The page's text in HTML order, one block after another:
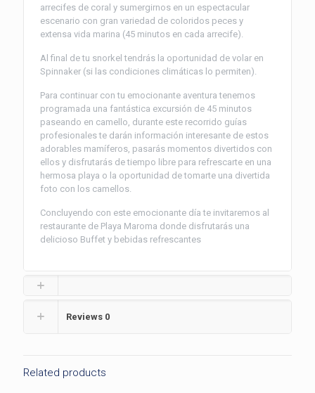
arrecifes de coral y sumergirnos en un espectacular
escenario con gran variedad de coloridos peces y
extensa vida marina (45 minutos en cada arrecife).
Al final de tu snorkel tendrás la oportunidad de volar en
Spinnaker (si las condiciones climáticas lo permiten).
Para continuar con tu emocionante aventura tenemos
programada una fantástica excursión de 45 minutos
paseando en camello, durante este recorrido guías
profesionales te darán información interesante de estos
adorables mamíferos, pasarás momentos divertidos con
ellos y disfrutarás de tiempo libre para refrescarte en una
hermosa playa o la oportunidad de tomarte una divertida
foto con los camellos.
Concluyendo con este emocionante día te invitaremos al
restaurante de Playa Maroma donde disfrutarás una
delicioso Buffet y bebidas refrescantes
Reviews 0
Related products